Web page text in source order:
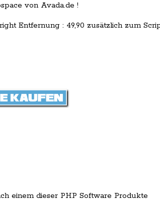
von Avada.de !
Entfernung : 49,90 zusätzlich zum
einem dieser PHP Software Produkte